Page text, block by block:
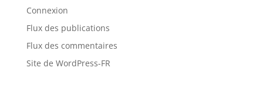
Connexion
Flux des publications
Flux des commentaires
Site de WordPress-FR